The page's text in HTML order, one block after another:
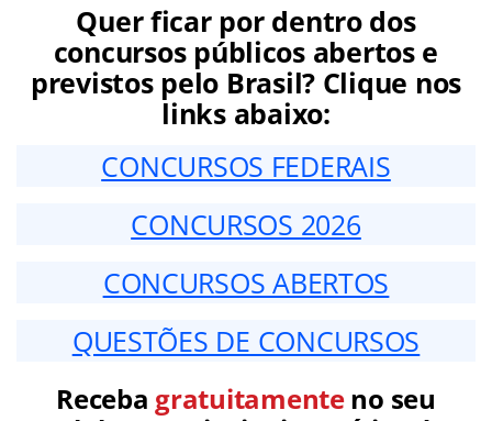
Quer ficar por dentro dos
concursos públicos abertos e
previstos pelo Brasil? Clique nos
links abaixo:
CONCURSOS FEDERAIS
CONCURSOS 2026
CONCURSOS ABERTOS
QUESTÕES DE CONCURSOS
Receba gratuitamenteno seu